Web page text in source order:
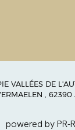
VALLÉES DE
, 62390
powered by PR-